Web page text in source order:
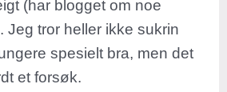
(har blogget om noe
Jeg tror heller ikke sukrin
spesielt bra, men det
et forsøk.